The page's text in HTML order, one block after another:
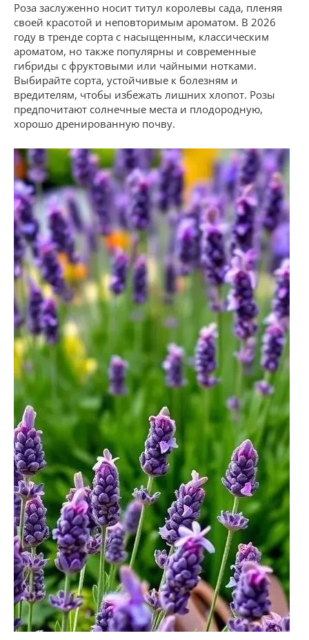
Роза заслуженно носит титул королевы сада, пленяя
своей красотой и неповторимым ароматом. В 2026
году в тренде сорта с насыщенным, классическим
ароматом, но также популярны и современные
гибриды с фруктовыми или чайными нотками.
Выбирайте сорта, устойчивые к болезням и
вредителям, чтобы избежать лишних хлопот. Розы
предпочитают солнечные места и плодородную,
хорошо дренированную почву.